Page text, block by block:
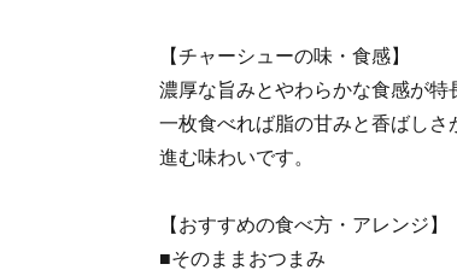
【チャーシューの味・食感】
濃厚な旨みとやわらかな食感が特
一枚食べれば脂の甘みと香ばし
進む味わいです。
【おすすめの食べ方・アレンジ】
■そのままおつまみ